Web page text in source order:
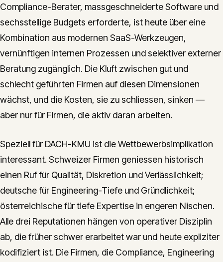
Compliance-Berater, massgeschneiderte Software und
sechsstellige Budgets erforderte, ist heute über eine
Kombination aus modernen SaaS-Werkzeugen,
vernünftigen internen Prozessen und selektiver externer
Beratung zugänglich. Die Kluft zwischen gut und
schlecht geführten Firmen auf diesen Dimensionen
wächst, und die Kosten, sie zu schliessen, sinken —
aber nur für Firmen, die aktiv daran arbeiten.
Speziell für DACH-KMU ist die Wettbewerbsimplikation
interessant. Schweizer Firmen geniessen historisch
einen Ruf für Qualität, Diskretion und Verlässlichkeit;
deutsche für Engineering-Tiefe und Gründlichkeit;
österreichische für tiefe Expertise in engeren Nischen.
Alle drei Reputationen hängen von operativer Disziplin
ab, die früher schwer erarbeitet war und heute expliziter
kodifiziert ist. Die Firmen, die Compliance, Engineering